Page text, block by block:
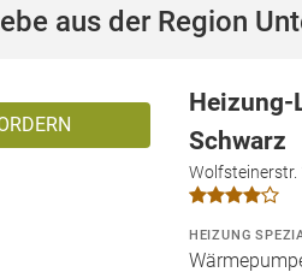
aus der Region
Heizung-
Schwarz
Wolfsteinerstr.
HEIZUNG